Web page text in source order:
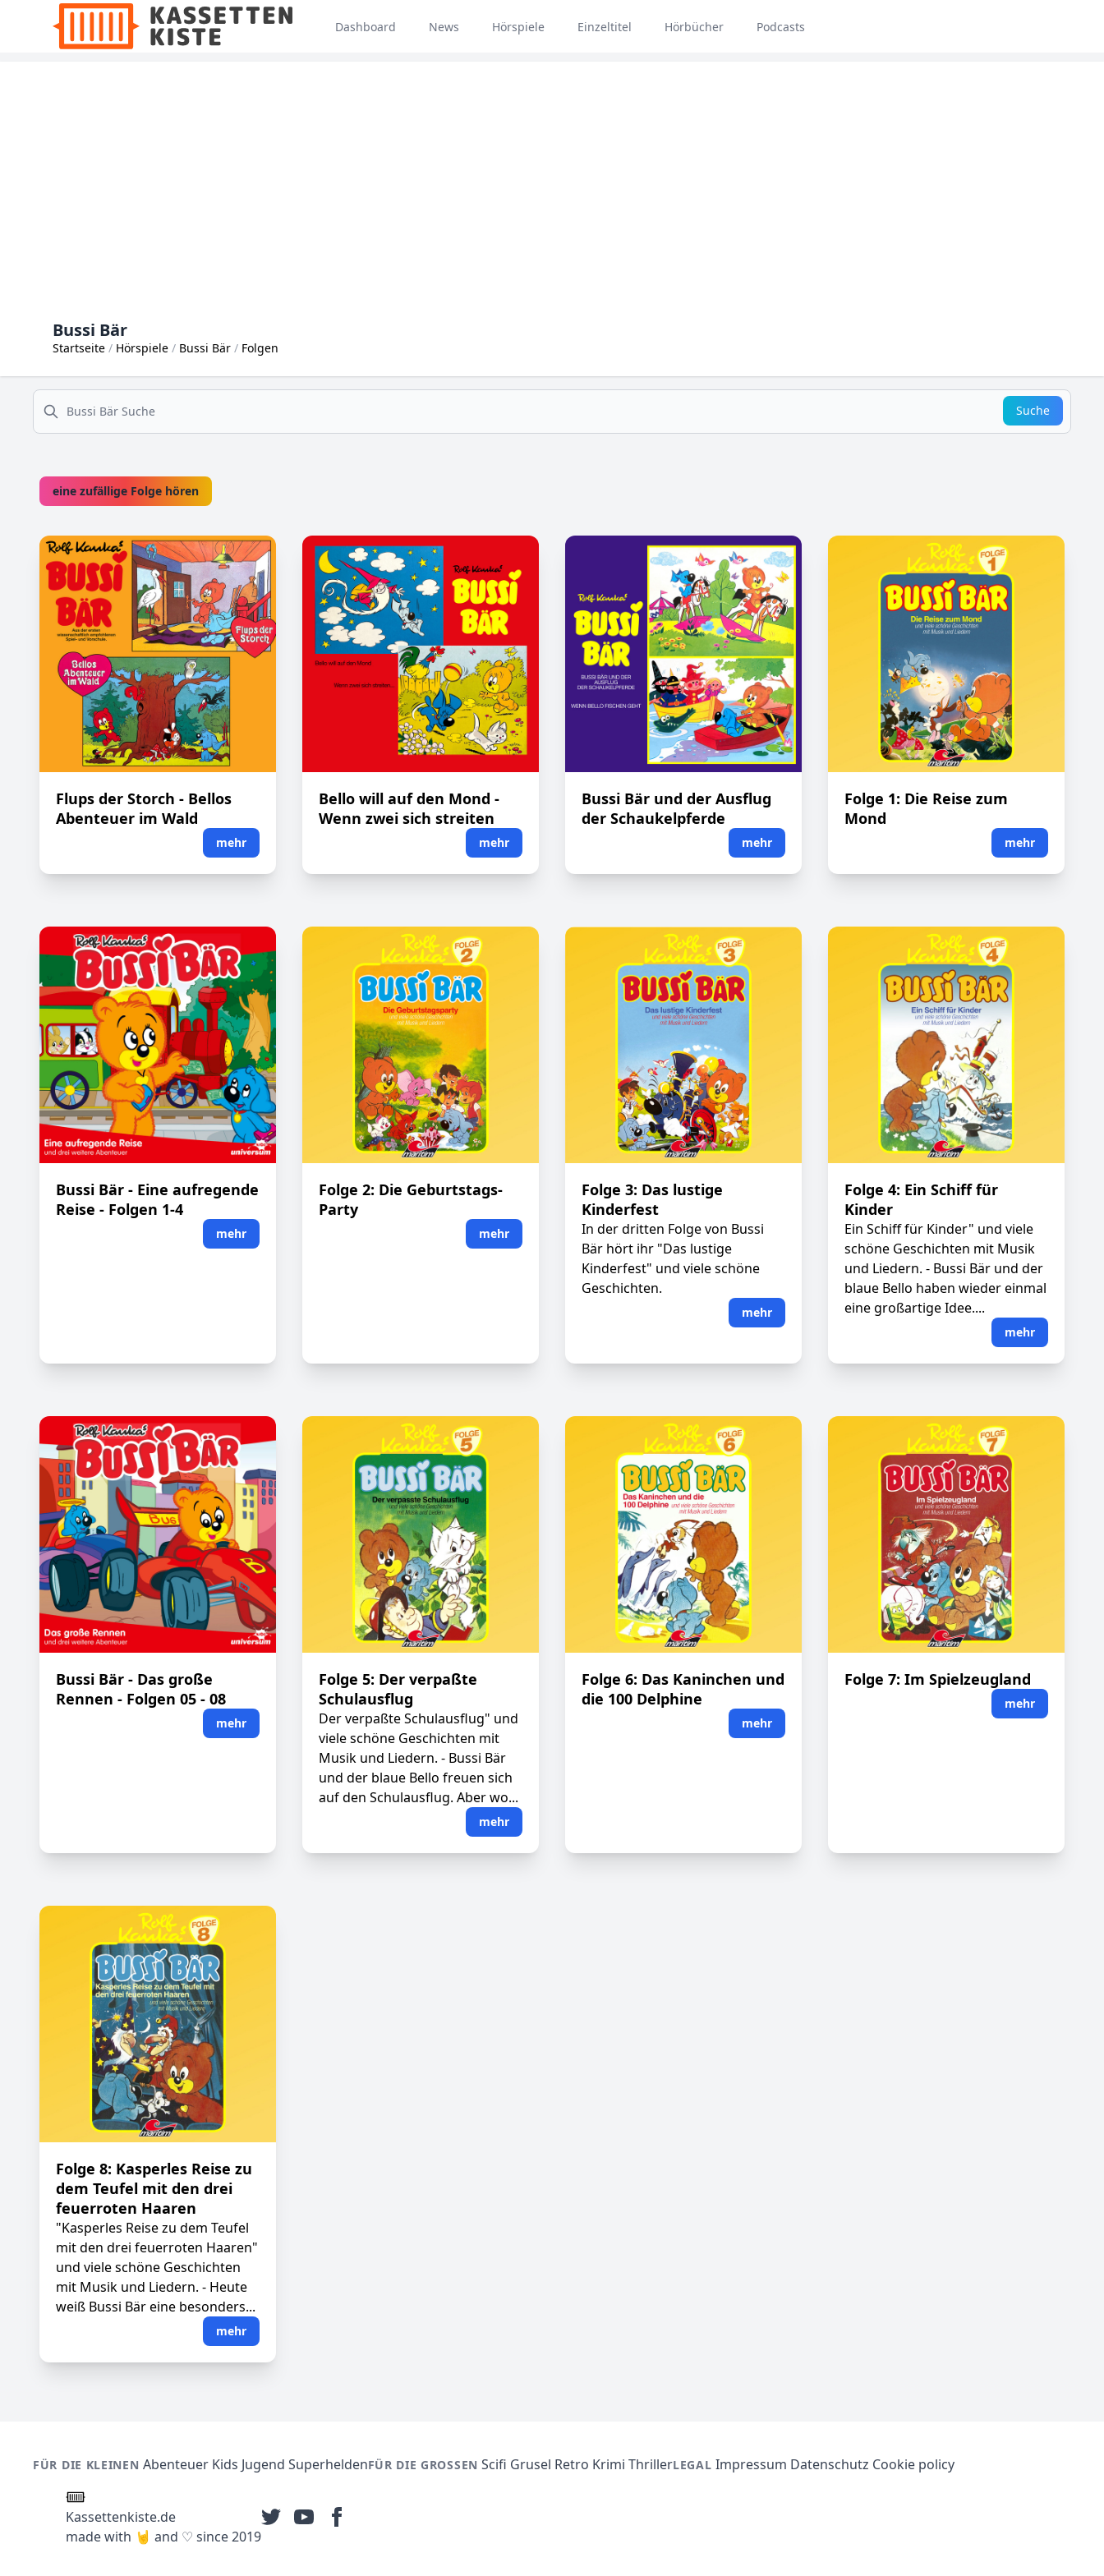
Dashboard News Hörspiele Einzeltitel Hörbücher Podcasts
Bussi Bär
Startseite Hörspiele Bussi Bär Folgen
suche
Suche
eine zufällige Folge hören
Flups der Storch - Bellos
Abenteuer im Wald
mehr
Bello will auf den Mond -
Wenn zwei sich streiten
mehr
Bussi Bär und der Ausflug
der Schaukelpferde
mehr
Folge 1: Die Reise zum
Mond
mehr
Bussi Bär - Eine aufregende
Reise - Folgen 1-4
mehr
Folge 2: Die Geburtstags-
Party
mehr
Folge 3: Das lustige
Kinderfest
In der dritten Folge von Bussi
Bär hört ihr "Das lustige
Kinderfest" und viele schöne
Geschichten.
mehr
Folge 4: Ein Schiff für
Kinder
Ein Schiff für Kinder" und viele
schöne Geschichten mit Musik
und Liedern. - Bussi Bär und der
blaue Bello haben wieder einmal
eine großartige Idee....
mehr
Bussi Bär - Das große
Rennen - Folgen 05 - 08
mehr
Folge 5: Der verpaßte
Schulausflug
Der verpaßte Schulausflug" und
viele schöne Geschichten mit
Musik und Liedern. - Bussi Bär
und der blaue Bello freuen sich
auf den Schulausflug. Aber wo...
mehr
Folge 6: Das Kaninchen und
die 100 Delphine
mehr
Folge 7: Im Spielzeugland
mehr
Folge 8: Kasperles Reise zu
dem Teufel mit den drei
feuerroten Haaren
"Kasperles Reise zu dem Teufel
mit den drei feuerroten Haaren"
und viele schöne Geschichten
mit Musik und Liedern. - Heute
weiß Bussi Bär eine besonders...
mehr
FÜR DIE KLEINEN Abenteuer Kids Jugend SuperheldenFÜR DIE GROSSEN Scifi Grusel Retro Krimi ThrillerLEGAL Impressum Datenschutz Cookie policy
Kassettenkiste.de
made with 🤘 and ♡ since 2019